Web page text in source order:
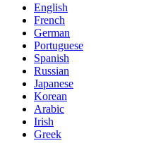
English
French
German
Portuguese
Spanish
Russian
Japanese
Korean
Arabic
Irish
Greek